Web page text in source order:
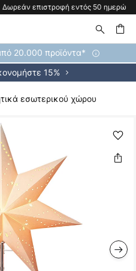
εντός 50 ημερών
20.000 προϊόντα*
15%
εσωτερικού χώρου